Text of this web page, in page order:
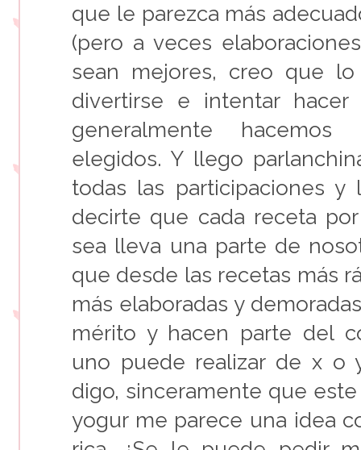
que le parezca más
(pero a veces
sean mejores, creo que
divertirse e intentar
generalmente
elegidos. Y llego
todas las participaciones y
decirte que cada receta
sea lleva una parte de
que desde las recetas más
más elaboradas y
mérito y hacen parte del
uno puede realizar de x o
digo, sinceramente que
yogur me parece una idea